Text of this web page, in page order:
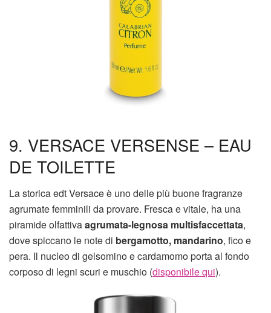
9. VERSACE VERSENSE – EAU
DE TOILETTE
La storica edt Versace è uno delle più buone fragranze
agrumate femminili da provare. Fresca e vitale, ha una
piramide olfattivaagrumata-legnosa multisfaccettata,
dove spiccano le note di bergamotto, mandarino, fico e
pera. Il nucleo di gelsomino e cardamomo porta al fondo
corposo di legni scuri e muschio (disponibile qui).